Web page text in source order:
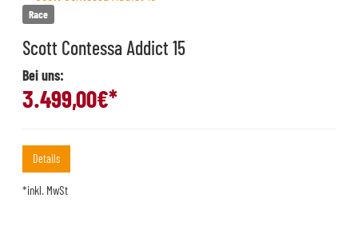
Race
Scott Contessa Addict 15
Bei uns:
3.499,00€*
Details
*inkl. MwSt